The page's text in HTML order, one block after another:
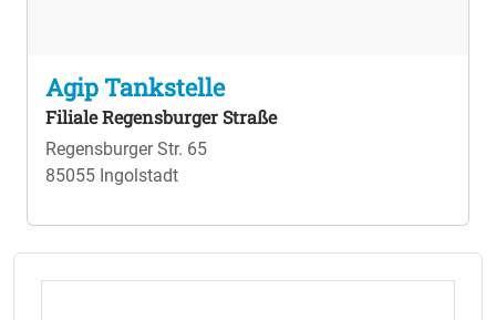
Agip Tankstelle
Filiale Regensburger Straße
Regensburger Str. 65
85055 Ingolstadt